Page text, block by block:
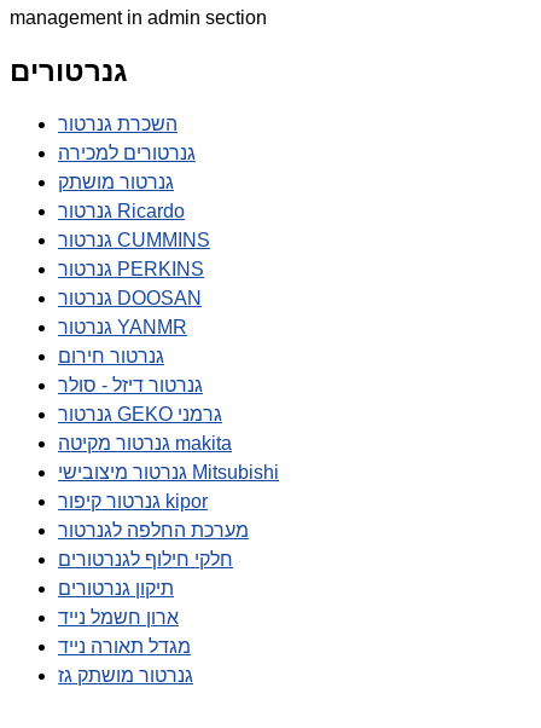
management in admin section
גנרטורים
השכרת גנרטור
גנרטורים למכירה
גנרטור מושתק
גנרטור Ricardo
גנרטור CUMMINS
גנרטור PERKINS
גנרטור DOOSAN
גנרטור YANMR
גנרטור חירום
גנרטור דיזל - סולר
גנרטור GEKO גרמני
גנרטור מקיטה makita
גנרטור מיצובישי Mitsubishi
גנרטור קיפור kipor
מערכת החלפה לגנרטור
חלקי חילוף לגנרטורים
תיקון גנרטורים
ארון חשמל נייד
מגדל תאורה נייד
גנרטור מושתק גז